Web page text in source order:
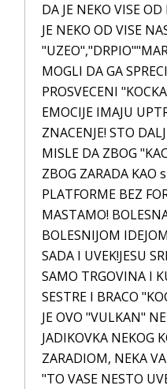
DA JE NEKO VISE
JE NEKO OD VISE
MOGLI DA GA
PROSVECENI
EMOCIJE IMAJU
ZNACENJE! STO
MISLE DA ZBOG
ZBOG ZARADA KAO
PLATFORME BEZ
MASTAMO!
BOLESNIJOM
SADA I UVEK!JESU
SAMO TRGOVINA I
SESTRE I BRACO
JE OVO "VULKAN"
JADIKOVKA NEKOG
ZARADIOM, NEKA
"TO VASE NESTO